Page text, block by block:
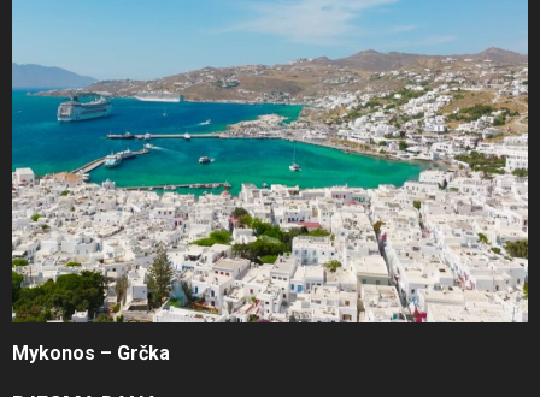
Mykonos – Grčka